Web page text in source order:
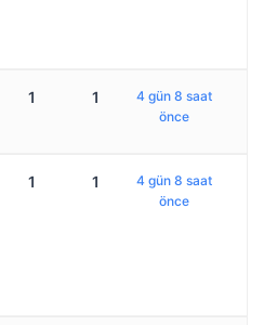
1 1
4 gün 8 saat
önce
1 1
4 gün 8 saat
önce